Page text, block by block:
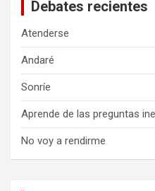
Debates recientes
Atenderse
Andaré
Sonríe
Aprende de las preguntas
No voy a rendirme